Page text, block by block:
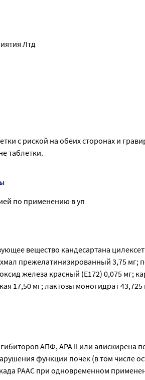
Лтд
с риской на обеих сторонах и
таблетки.
по применению в уп
вещество кандесартана
прежелатинизированный 3,75 мг;
железа красный (Е172) 0,075 мг;
17,50 мг; лактозы моногидрат 43,725
АПФ, АРА II или алискирена
функции почек (в том числе
РААС при одновременном